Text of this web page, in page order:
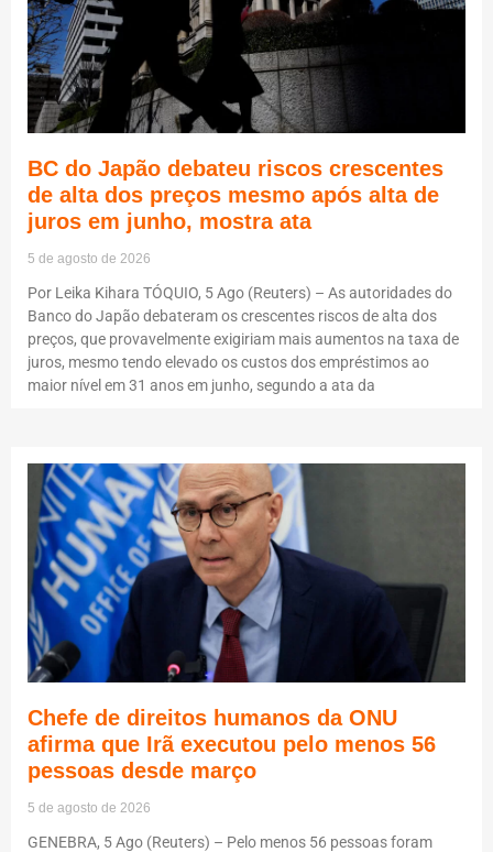
BC do Japão debateu riscos crescentes
de alta dos preços mesmo após alta de
juros em junho, mostra ata
5 de agosto de 2026
Por Leika Kihara TÓQUIO, 5 Ago (Reuters) – As autoridades do
Banco do Japão debateram os crescentes riscos de alta dos
preços, que provavelmente exigiriam mais aumentos na taxa de
juros, mesmo tendo elevado os custos dos empréstimos ao
maior nível em 31 anos em junho, segundo a ata da
Chefe de direitos humanos da ONU
afirma que Irã executou pelo menos 56
pessoas desde março
5 de agosto de 2026
GENEBRA, 5 Ago (Reuters) – Pelo menos 56 pessoas foram